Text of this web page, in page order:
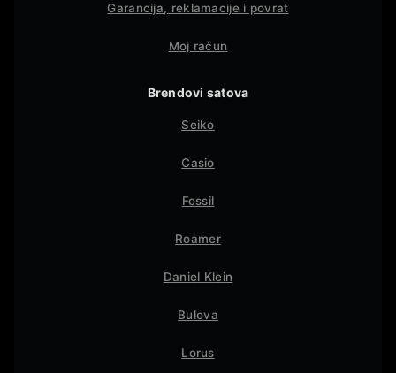
Garancija, reklamacije i povrat
Moj račun
Brendovi satova
Seiko
Casio
Fossil
Roamer
Daniel Klein
Bulova
Lorus